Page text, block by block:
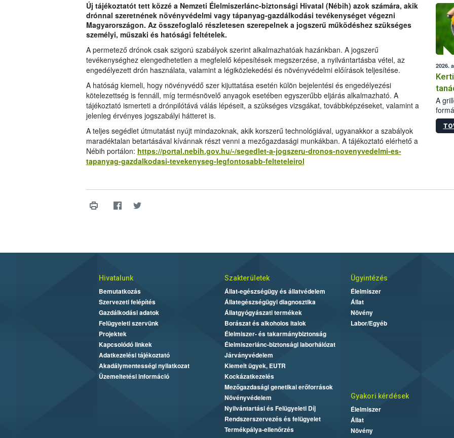
Új tájékoztatót tett közzé a Nemzeti Élelmiszerlánc-biztonsági Hivatal (Nébih) azok számára, akik
drónnal szeretnének növényvédelmi vagy tápanyag-gazdálkodási tevékenységet végezni
Magyarországon. Az összefoglaló részletesen szerepelnek a jogszerű működéshez szükséges
személyi, műszaki és hatósági feltételek.
A permetező drónok csak szigorú szabályok szerint alkalmazhatóak hazánkban. A jogszerű
tevékenységhez elengedhetetlen a megfelelő képesítések megszerzése, a nyilvántartásba vétel, az
engedélyezett drón használata, valamint a légiközlekedési és növényvédelmi előírások teljesítése.
A hatóság kiemeli, hogy növényvédő szer kijuttatása esetén külön bejelentési és engedélyezési
kötelezettség is fennáll, míg termésnövelő anyagok esetében egyszerűbb eljárás alkalmazható. A
tájékoztató ismerteti a drónpilótává válás lépéseit, a szükséges vizsgákat, továbbképzéseket, valamint a
jelenleg érvényes jogszabályi hátteret is.
A teljes segédlet útmutatást nyújt mindazoknak, akik korszerű technológiával, ugyanakkor a szabályok
maradéktalan betartásával kívánnak részt venni a mezőgazdasági munkákban. A tájékoztató elérhető a
Nébih portálon: https://portal.nebih.gov.hu/-/segedlet-a-jogszeru-dronos-novenyvedelmi-es-
tapanyag-gazdalkodasi-tevekenyseg-legfontosabb-felteteleirol
Az
2026.
A
Hivatalunk
Bemutatkozás
Szervezeti felépítés
Gazdálkodási adatok
Felügyeleti szervünk
Projektek
Kapcsolódó linkek
Adatkezelési tájékoztató
Akadálymentességi nyilatkozat
Üzemeltetési információ
Szakterületek
Állat-egészségügy és állatvédelem
Állategészségügyi diagnosztika
Állatgyógyászati termékek
Borászat és alkoholos italok
Élelmiszer- és takarmánybiztonság
Élelmiszerlánc-biztonsági laborhálózat
Járványvédelem
Kiemelt ügyek, EUTR
Kockázatkezelés
Mezőgazdasági genetikai erőforrások
Növényvédelem
Nyilvántartási és Felügyeleti Díj
Rendszerszervezés és felügyelet
Termékpálya-ellenőrzés
Ügyintézés
Élelmiszer
Állat
Növény
Labor/Egyéb
Gyakori kérdések
Élelmiszer
Állat
Növény